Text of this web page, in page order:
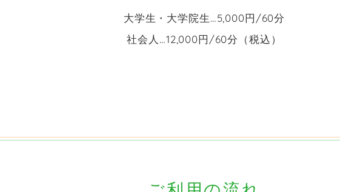
大学生・大学院生…5,000円/60分
社会人 …12,000円/60分（税込）